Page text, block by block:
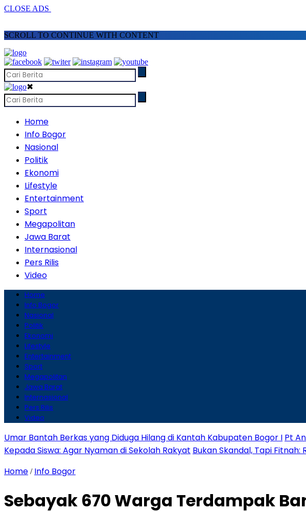
CLOSE ADS
SCROLL TO CONTINUE WITH CONTENT
✖
Home
Info Bogor
Nasional
Politik
Ekonomi
Lifestyle
Entertainment
Sport
Megapolitan
Jawa Barat
Internasional
Pers Rilis
Video
Home
Info Bogor
Nasional
Politik
Ekonomi
Lifestyle
Entertainment
Sport
Megapolitan
Jawa Barat
Internasional
Pers Rilis
Video
Umar Bantah Berkas yang Diduga Hilang di Kantah Kabupaten Bogor I Pt
Kepada Siswa: Agar Nyaman di Sekolah Rakyat Bukan Skandal, Tapi Fitnah:
Home / Info Bogor
Sebayak 670 Warga Terdampak